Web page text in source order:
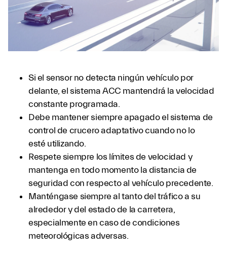
Si el sensor no detecta ningún vehículo por
delante, el sistema ACC mantendrá la velocidad
constante programada.
Debe mantener siempre apagado el sistema de
control de crucero adaptativo cuando no lo
esté utilizando.
Respete siempre los límites de velocidad y
mantenga en todo momento la distancia de
seguridad con respecto al vehículo precedente.
Manténgase siempre al tanto del tráfico a su
alrededor y del estado de la carretera,
especialmente en caso de condiciones
meteorológicas adversas.